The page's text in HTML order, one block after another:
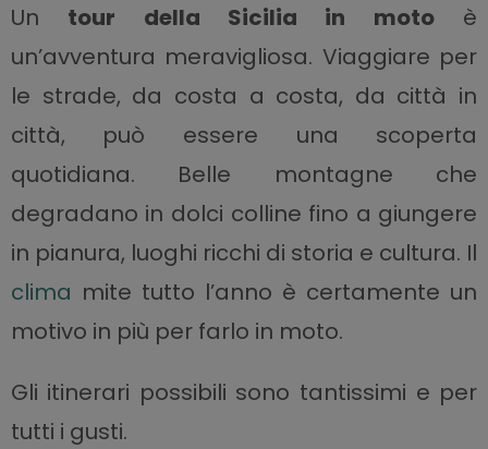
Un tour della Sicilia in motoè
un’avventura meravigliosa. Viaggiare per
le strade, da costa a costa, da città in
città, può essere una scoperta
quotidiana. Belle montagne che
degradano in dolci colline fino a giungere
in pianura, luoghi ricchi di storia e cultura. Il
clima mite tutto l’anno è certamente un
motivo in più per farlo in moto.
Gli itinerari possibili sono tantissimi e per
tutti i gusti.